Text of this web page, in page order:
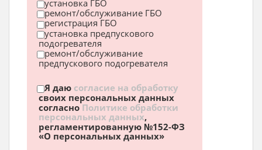
установка ГБО
ремонт/обслуживание ГБО
регистрация ГБО
установка предпускового
подогревателя
ремонт/обслуживание
предпускового подогревателя
Я даю согласие на обработку
своих персональных данных
согласно Политике обработки
персональных данных,
регламентированную №152-ФЗ
«О персональных данных»